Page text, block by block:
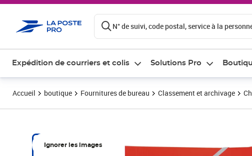
N° de suivi, code postal, service à la
Expédition de courriers et colis Solutions Pro
Accueil boutique Fournitures de bureau Classement et archivage
Ignorer les images